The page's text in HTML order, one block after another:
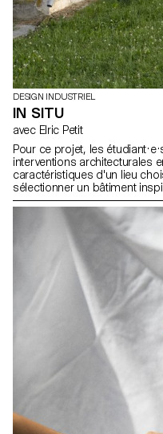
DESIGN INDUSTRIEL
IN SITU
avec Elric Petit
Pour ce projet, les
interventions architecturales
caractéristiques d'un lieu
sélectionner un bâtiment
intervention, en pensant à en
protéger de l'usure. Dans le
étaient invités à agir comme
projets au «corps» du
projets devaient être
permanente sur le site.